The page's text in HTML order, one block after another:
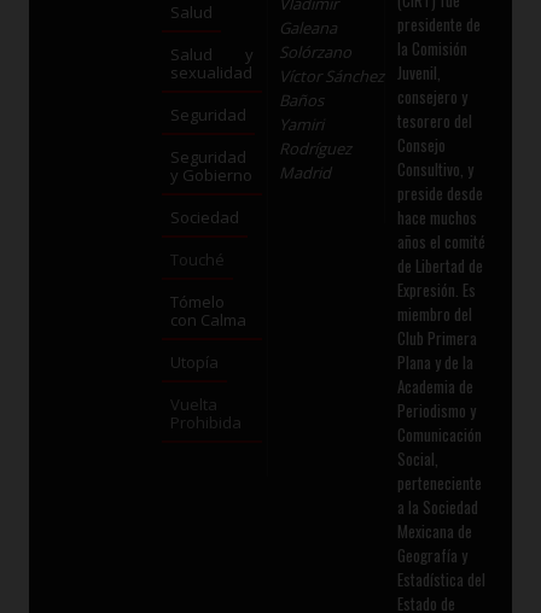
Salud
Salud y
sexualidad
Seguridad
Seguridad
y Gobierno
Sociedad
Touché
Tómelo
con Calma
Utopía
Vuelta
Prohibida
Galeana
Solórzano
Víctor Sánchez
Baños
Yamiri
Rodríguez
Madrid
presidente de
la Comisión
Juvenil,
consejero y
tesorero del
Consejo
Consultivo, y
preside desde
hace muchos
años el comité
de Libertad de
Expresión. Es
miembro del
Club Primera
Plana y de la
Academia de
Periodismo y
Comunicación
Social,
perteneciente
a la Sociedad
Mexicana de
Geografía y
Estadística del
Estado de